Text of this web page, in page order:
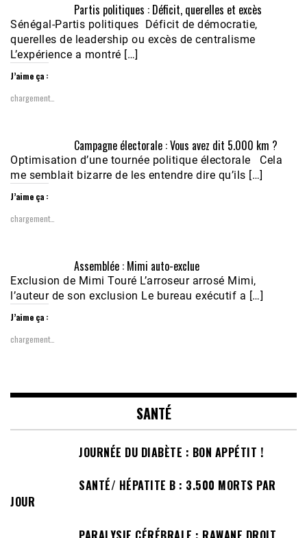
Partis politiques : Déficit, querelles et excès
Sénégal-Partis politiques Déficit de démocratie,
querelles de leadership ou excès de centralisme
L’expérience a montré […]
J’aime ça :
chargement…
Campagne électorale : Vous avez dit 5.000 km ?
Optimisation d’une tournée politique électorale Cela
me semblait bizarre de les entendre dire qu’ils […]
J’aime ça :
chargement…
Assemblée : Mimi auto-exclue
Exclusion de Mimi Touré L’arroseur arrosé Mimi,
l’auteur de son exclusion Le bureau exécutif a […]
J’aime ça :
chargement…
SANTÉ
JOURNÉE DU DIABÈTE : BON APPÉTIT !
SANTÉ/ HÉPATITE B : 3.500 MORTS PAR
JOUR